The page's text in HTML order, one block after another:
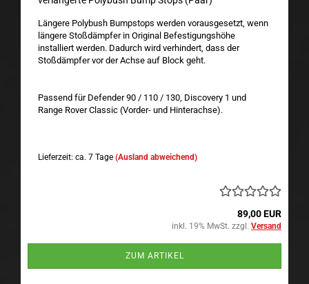
Längere Polybush Bumpstops werden vorausgesetzt, wenn
längere Stoßdämpfer in Original Befestigungshöhe
installiert werden. Dadurch wird verhindert, dass der
Stoßdämpfer vor der Achse auf Block geht.
Passend für Defender 90 / 110 / 130, Discovery 1 und
Range Rover Classic (Vorder- und Hinterachse).
Lieferzeit: ca. 7 Tage (Ausland abweichend)
89,00 EUR
inkl. 19% MwSt. zzgl. Versand
ZUM ARTIKEL